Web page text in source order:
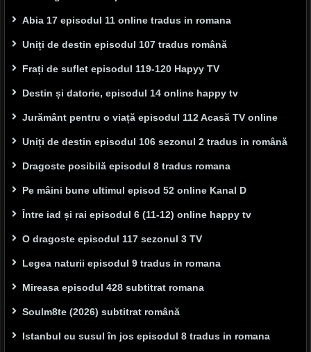
Abia 17 episodul 11 online tradus in romana
Uniți de destin episodul 107 tradus română
Frați de suflet episodul 119-120 Hapyy TV
Destin și datorie, episodul 14 online happy tv
Jurământ pentru o viață episodul 112 Acasă TV online
Uniți de destin episodul 106 sezonul 2 tradus in română
Dragoste posibilă episodul 8 tradus romana
Pe mâini bune ultimul episod 52 online Kanal D
Între iad și rai episodul 6 (11-12) online happy tv
O dragoste episodul 117 sezonul 3 TV
Legea naturii episodul 9 tradus in romana
Mireasa episodul 428 subtitrat romana
Soulm8te (2026) subtitrat română
Istanbul cu susul în jos episodul 8 tradus in romana